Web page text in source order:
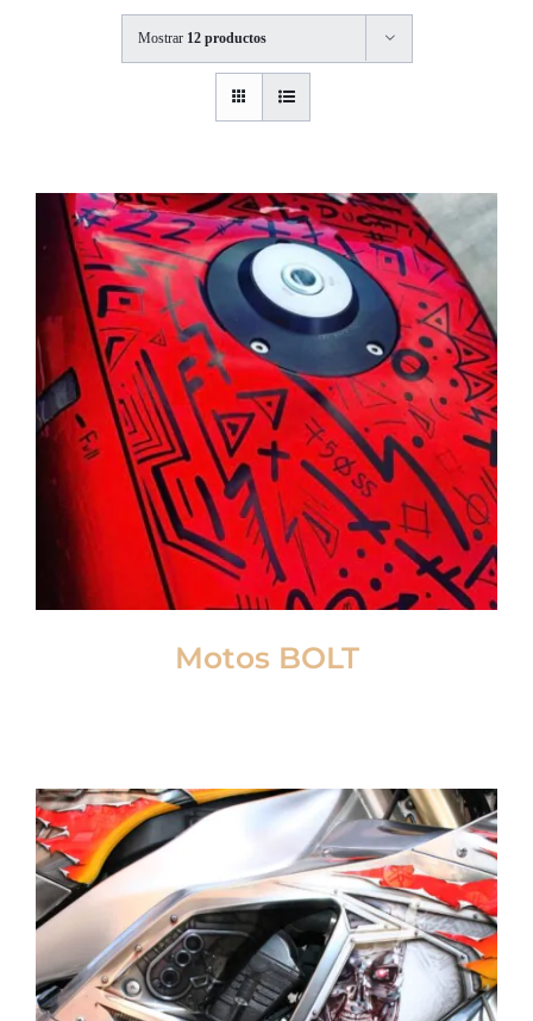
Mostrar 12 productos
Motos BOLT